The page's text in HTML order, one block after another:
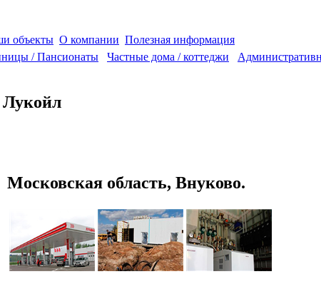
объекты О компании Полезная информация
/ Пансионаты Частные дома / коттеджи
Московская область, Внуково.